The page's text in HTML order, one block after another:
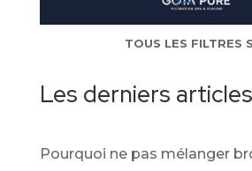
TOUS LES FILTRES
Les derniers
Pourquoi ne pas mélanger